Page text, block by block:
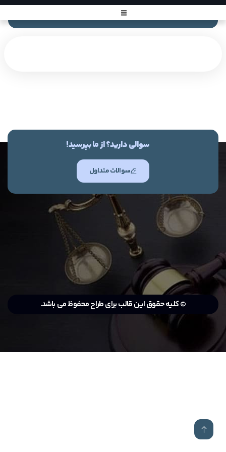
سوالی دارید؟ از ما بپرسید!
سوالات متداول
© کلیه حقوق این قالب برای طراح محفوظ می باشد.